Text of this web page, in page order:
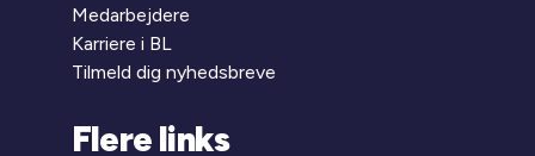
Medarbejdere
Karriere i BL
Tilmeld dig nyhedsbreve
Flere links